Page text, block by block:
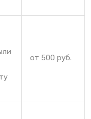
от 500 руб.